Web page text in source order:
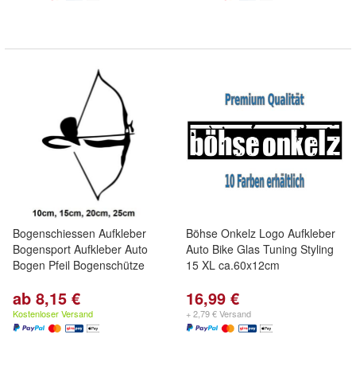
Bogenschiessen Aufkleber
Bogensport Aufkleber Auto
Bogen Pfeil Bogenschütze
ab 8,15 €
Kostenloser Versand
Böhse Onkelz Logo Aufkleber
Auto Bike Glas Tuning Styling
15 XL ca.60x12cm
16,99 €
+ 2,79 € Versand